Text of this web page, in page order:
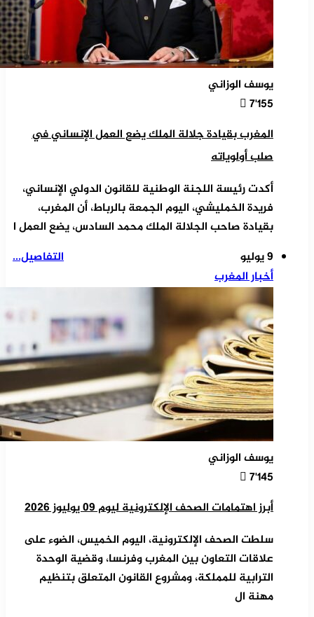
يوسف الوزاني
7٬155
المغرب بقيادة جلالة الملك يضع العمل الإنساني في
صلب أولوياته
أكدت رئيسة اللجنة الوطنية للقانون الدولي الإنساني،
فريدة الخمليشي، اليوم الجمعة بالرباط، أن المغرب،
بقيادة صاحب الجلالة الملك محمد السادس، يضع العمل ا
التفاصيل...
9 يوليو
أخبار المغرب
يوسف الوزاني
7٬145
أبرز اهتمامات الصحف الإلكترونية ليوم 09 يوليوز 2026
سلطت الصحف الإلكترونية، اليوم الخميس، الضوء على
علاقات التعاون بين المغرب وفرنسا، وقضية الوحدة
الترابية للمملكة، ومشروع القانون المتعلق بتنظيم
مهنة ال